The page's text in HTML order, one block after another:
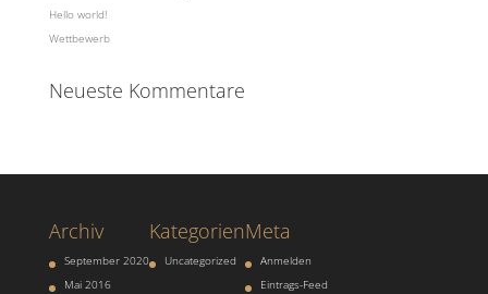
Hello world!
Wettbewerb
Neueste Kommentare
Archiv
September 2020
Mai 2016
Kategorien
Uncategorized
Meta
Anmelden
Eintrags-Feed